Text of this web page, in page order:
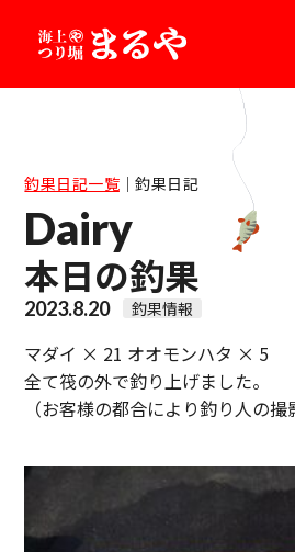
釣果日記一覧｜釣果日記
Dairy
本日の釣果
2023.8.20 釣果情報
マダイ × 21 オオモンハタ × 5
全て筏の外で釣り上げました。
（お客様の都合により釣り人の撮